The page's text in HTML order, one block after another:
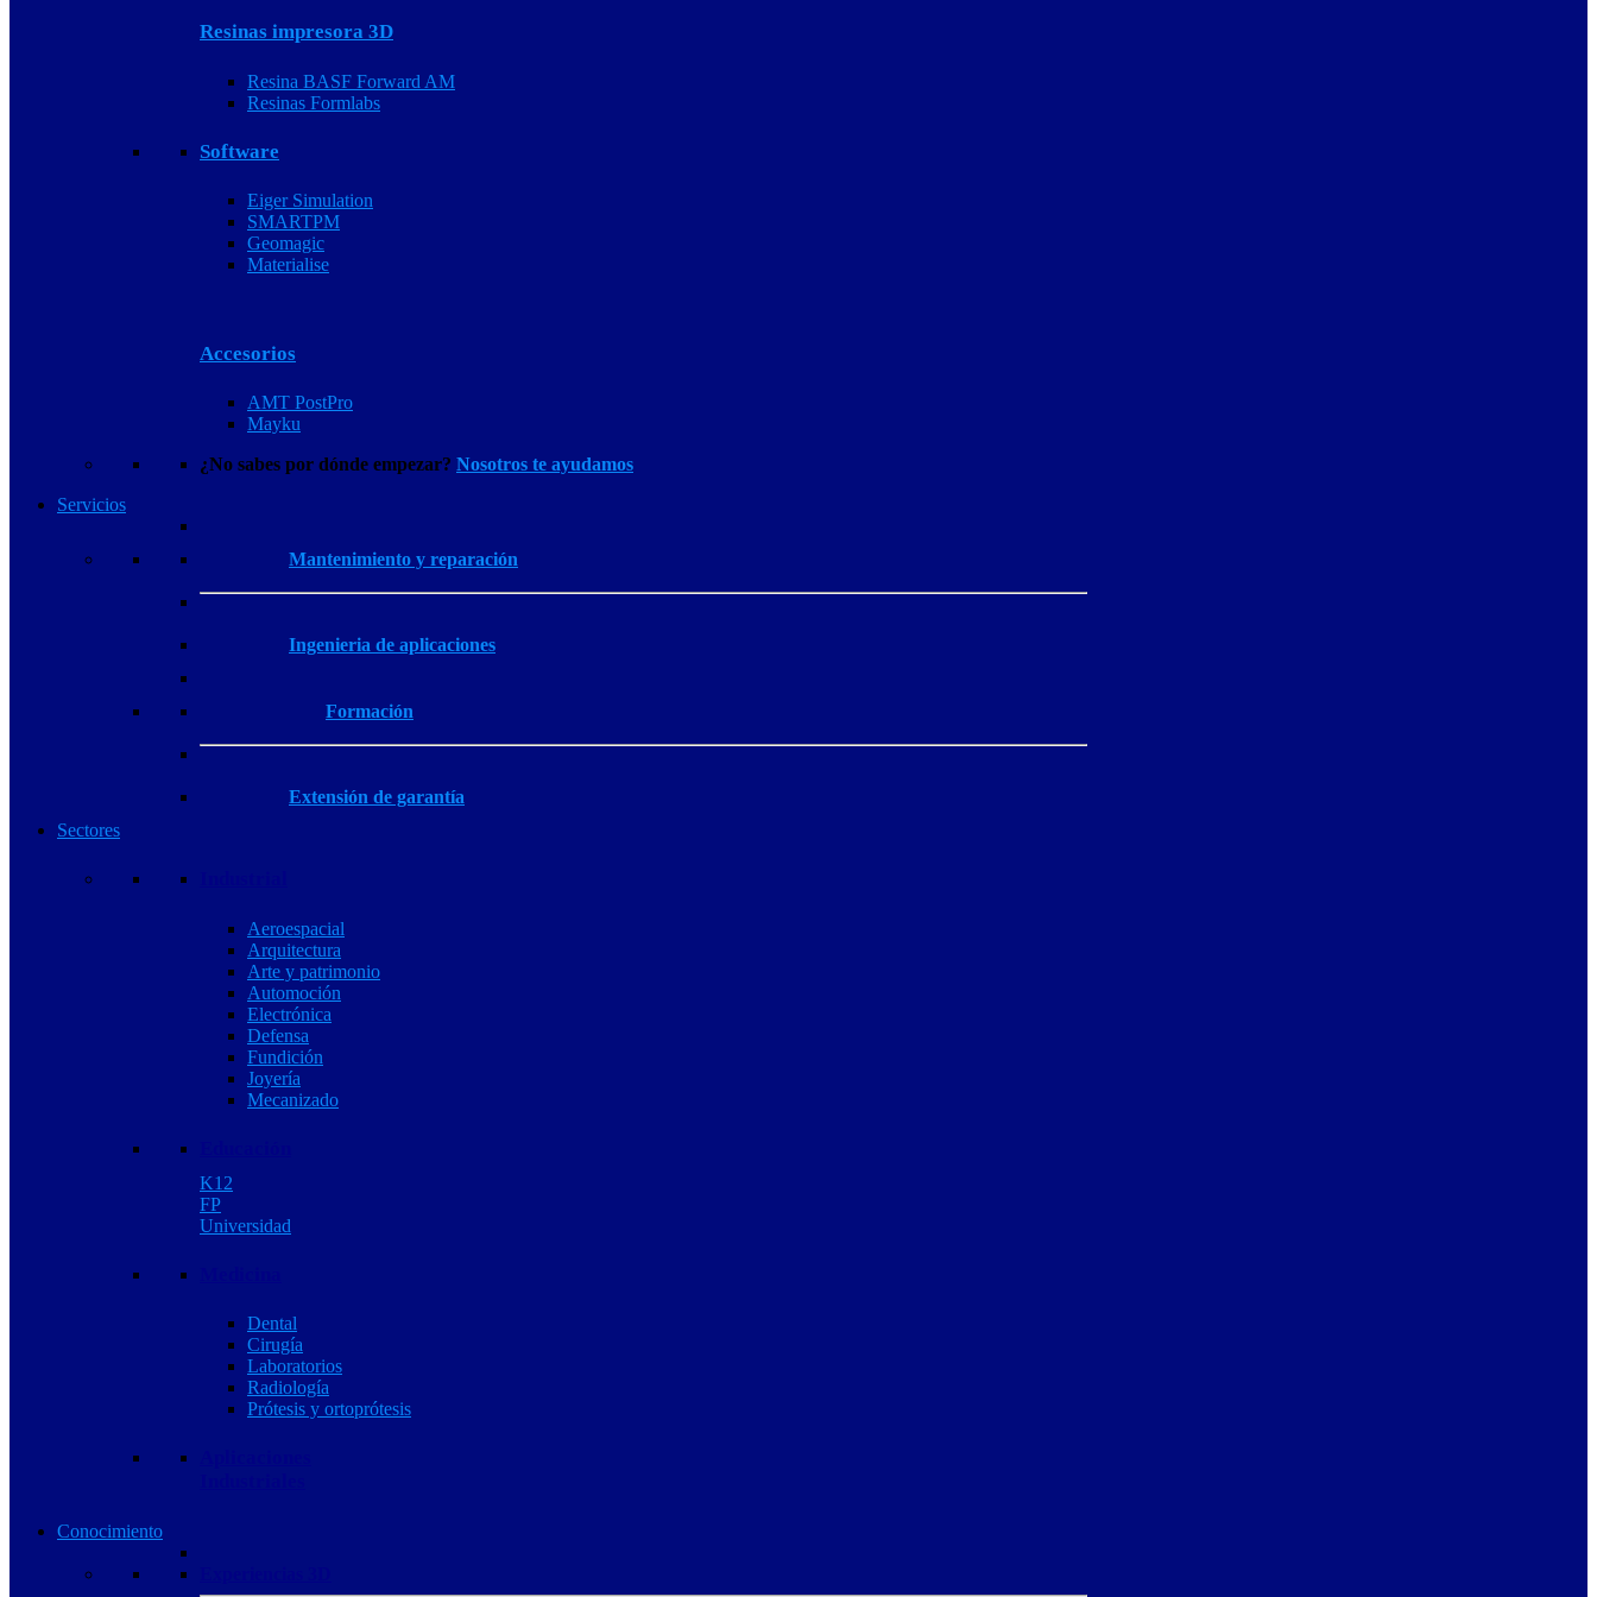
Resinas impresora 3D
Resina BASF Forward AM
Resinas Formlabs
Software
Eiger Simulation
SMARTPM
Geomagic
Materialise
Accesorios
AMT PostPro
Mayku
¿No sabes por dónde empezar? Nosotros te ayudamos
Servicios
Mantenimiento y reparación
Ingenieria de aplicaciones
Formación
Extensión de garantía
Sectores
Aeroespacial
Arquitectura
Arte y patrimonio
Automoción
Electrónica
Defensa
Fundición
Joyería
Mecanizado
K12
FP
Universidad
Dental
Cirugía
Laboratorios
Radiología
Prótesis y ortoprótesis
Conocimiento